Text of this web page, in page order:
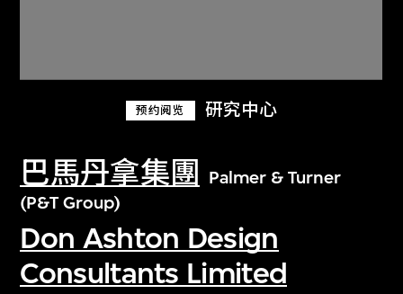
预约阅览 研究中心
巴馬丹拿集團
Palmer & Turner
(P&T Group)
Don Ashton Design
Consultants Limited
关于M+藏品
探索世界顶级的二十及二十一世纪视觉
文化藏品。